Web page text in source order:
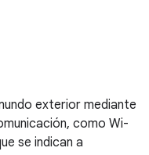
exterior mediante
como Wi-
se indican a